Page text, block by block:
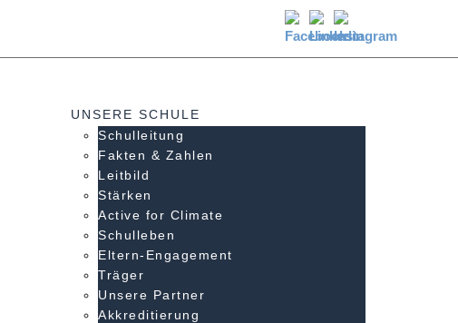
UNSERE SCHULE
Schulleitung
Fakten & Zahlen
Leitbild
Stärken
Active for Climate
Schulleben
Eltern-Engagement
Träger
Unsere Partner
Akkre­di­tier­ung